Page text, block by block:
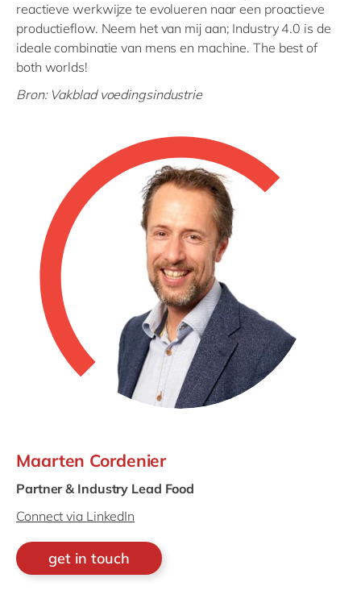
reactieve werkwijze te evolueren naar een proactieve
productieflow. Neem het van mij aan; Industry 4.0 is de
ideale combinatie van mens en machine. The best of
both worlds!
Bron: Vakblad voedingsindustrie
Maarten Cordenier
Partner & Industry Lead Food
Connect via LinkedIn
get in touch